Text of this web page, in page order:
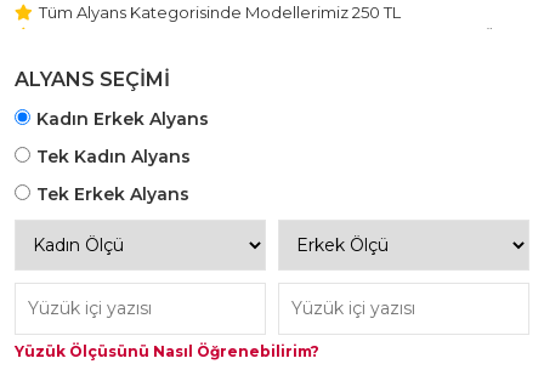
Tüm Alyans Kategorisinde Modellerimiz 250 TL
Beştaş Tektaş Kolye ve Bileklik Modellerimiz 150 TL Sabit Ücret
ALYANS SEÇİMİ
Kadın Erkek Alyans
Tek Kadın Alyans
Tek Erkek Alyans
Yüzük Ölçüsünü Nasıl Öğrenebilirim?